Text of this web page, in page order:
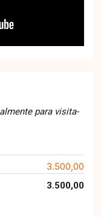
para visita-
3.500,00
3.500,00